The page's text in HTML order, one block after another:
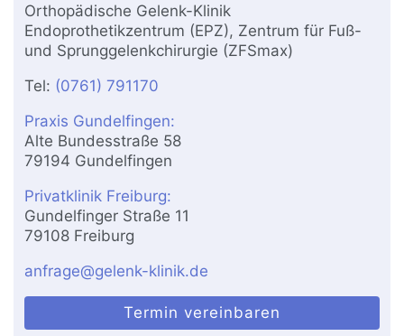
Orthopädische Gelenk-Klinik
Endoprothetikzentrum (EPZ), Zentrum für Fuß-
und Sprunggelenkchirurgie (ZFSmax)
Tel: (0761) 791170
Praxis Gundelfingen:
Alte Bundesstraße 58
79194 Gundelfingen
Privatklinik Freiburg:
Gundelfinger Straße 11
79108 Freiburg
anfrage@gelenk-klinik.de
Termin vereinbaren